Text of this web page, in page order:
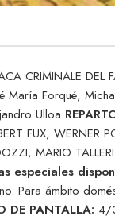
CRIMINALE DEL
María Forqué,
Ulloa
FUX, WERNER
MARIO
especiales
Para ámbito
DE PANTALLA: 4/